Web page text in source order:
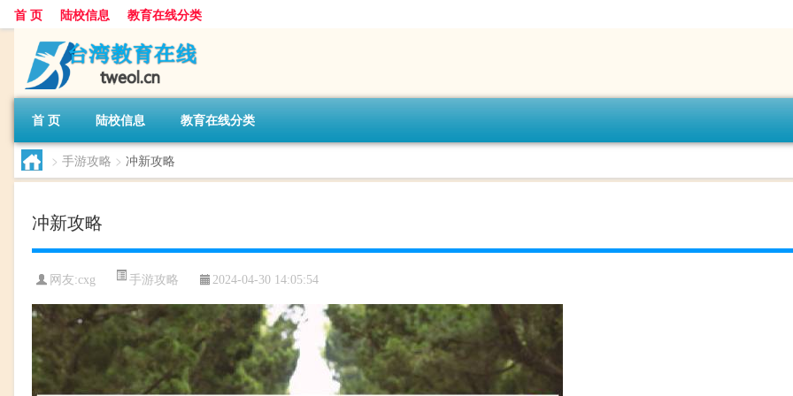
首 页 陆校信息 教育在线分类
首 页 陆校信息 教育在线分类
> 手游攻略 > 冲新攻略
冲新攻略
网友:cxg 手游攻略 2024-04-30 14:05:54